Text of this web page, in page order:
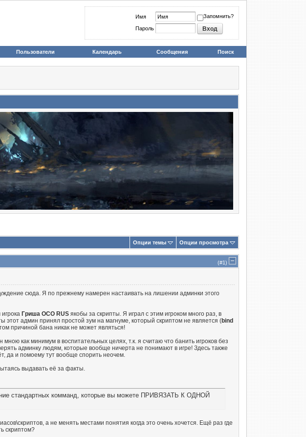
Имя Запомнить?
Пароль
Пользователи Календарь Сообщения Поиск
Опции темы Опции просмотра
(#1)
сюда. Я по прежнему намерен настаивать на лишении админки этого
Гриша ОСО RUS якобы за скрипты. Я играл с этим игроком много раз, в
этот админ принял простой зум на магнуме, который скриптом не является (bind
причиной бана никак не может являться!
как минимум в воспитательных целях, т.к. я считаю что банить игроков без
админку людям, которые вообще ничерта не понимают в игре! Здесь также
да и помоему тут вообще спорить неочем.
выдавать её за факты.
стандартных комманд, которые вы можете ПРИВЯЗАТЬ К ОДНОЙ
а не менять местами понятия когда это очень хочется. Ещё раз где
скриптом?